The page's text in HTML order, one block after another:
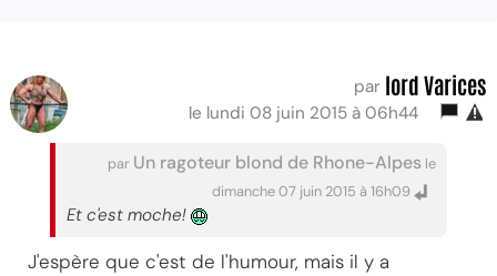
par lord Varices
le lundi 08 juin 2015 à 06h44
par Un ragoteur blond de Rhone-Alpes le
dimanche 07 juin 2015 à 16h09
Et c'est moche!
J'espère que c'est de l'humour, mais il y a